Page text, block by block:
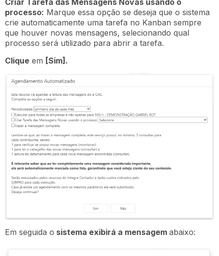
Criar Tarefa das Mensagens Novas usando o
processo: Marque essa opção se deseja que o sistema
crie automaticamente uma tarefa no Kanban sempre
que houver novas mensagens, selecionando qual
processo será utilizado para abrir a tarefa.
Clique em [Sim].
Em seguida o sistema exibirá a mensagem abaixo: